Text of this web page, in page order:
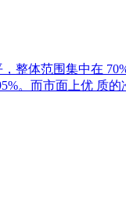
整体范围集中在
。而市面上优 质的